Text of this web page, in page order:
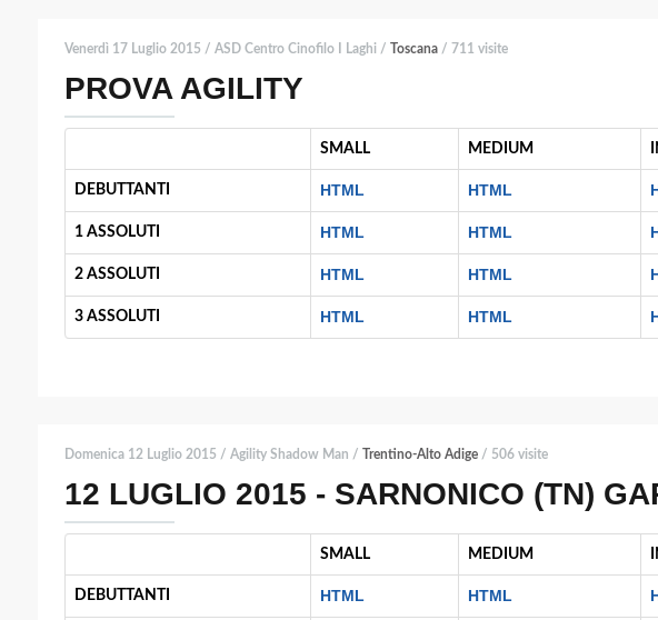
Venerdì 17 Luglio 2015 / ASD Centro Cinofilo I Laghi / Toscana/ 711 visite
PROVA AGILITY
SMALL MEDIUM
DEBUTTANTI HTML HTML
1 ASSOLUTI HTML HTML
2 ASSOLUTI HTML HTML
3 ASSOLUTI HTML HTML
Domenica 12 Luglio 2015 / Agility Shadow Man / Trentino-Alto Adige/ 506 visite
12 LUGLIO 2015 - SARNONICO (TN)
SMALL MEDIUM
DEBUTTANTI HTML HTML